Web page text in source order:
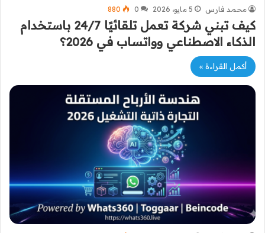
محمد فارس 5 مايو، 2026 0
880
كيف تبني شركة تعمل تلقائيًا 24/7 باستخدام
الذكاء الاصطناعي وواتساب في 2026؟
أكمل القراءة »